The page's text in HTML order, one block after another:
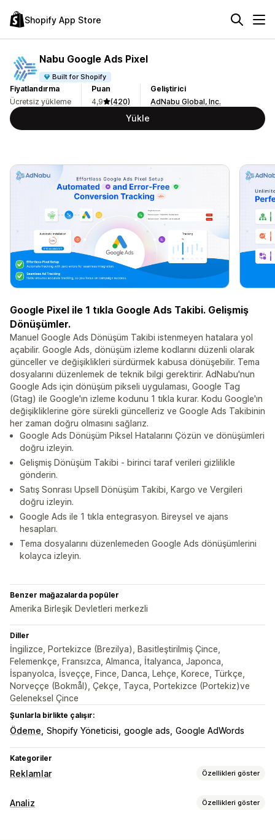
Shopify App Store
Nabu Google Ads Pixel
Built for Shopify
Fiyatlandırma
Ücretsiz yükleme
Puan
4,9
(420)
Geliştirici
AdNabu Global, Inc.
Yükle
Google Pixel ile 1 tıkla Google Ads Takibi. Gelişmiş
Dönüşümler.
Manuel Google Ads Dönüşüm Takibi istenmeyen hatalara yol
açabilir. Google Ads, dönüşüm izleme kodlarını düzenli olarak
günceller ve değişiklikleri sürdürmek kabusa dönüşebilir. Tema
dosyalarını düzenlemek de teknik bilgi gerektirir. AdNabu'nun
Google Ads için dönüşüm pikseli uygulaması, Google Tag
(Gtag) ile Google'ın izleme kodunu 1 tıkla kurar. Kodu Google'ın
değişikliklerine göre sürekli güncelleriz ve Google Ads Takibinin
her zaman doğru olmasını sağlarız.
Google Ads Dönüşüm Piksel Hatalarını Çözün ve dönüşümleri
doğru izleyin.
Gelişmiş Dönüşüm Takibi - birinci taraf verileri gizlilikle
gönderin.
Satış Sonrası Upsell Dönüşüm Takibi, Kargo ve Vergileri
doğru izleyin.
Google Ads ile 1 tıkla entegrasyon. Bireysel ve ajans
hesapları.
Tema dosyalarını düzenlemeden Google Ads dönüşümlerini
kolayca izleyin.
Benzer mağazalarda popüler
Amerika Birleşik Devletleri merkezli
Diller
İngilizce, Portekizce (Brezilya), Basitleştirilmiş Çince,
Felemenkçe, Fransızca, Almanca, İtalyanca, Japonca,
İspanyolca, İsveççe, Fince, Danca, Lehçe, Korece, Türkçe,
Norveççe (Bokmål), Çekçe, Tayca, Portekizce (Portekiz)ve
Geleneksel Çince
Şunlarla birlikte çalışır:
Ödeme Shopify Yöneticisi google ads Google AdWords
Kategoriler
Reklamlar Özellikleri göster
Hedefleme
Analiz Özellikleri göster